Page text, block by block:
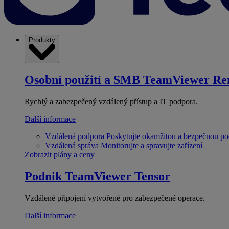
Produkty
Osobní použití a SMB TeamViewer
Rychlý a zabezpečený vzdálený přístup a IT podpora.
Další informace
Vzdálená podpora Poskytujte okamžitou a bezpečnou
Vzdálená správa Monitorujte a spravujte zařízení
Zobrazit plány a ceny
Podnik TeamViewer Tensor
Vzdálené připojení vytvořené pro zabezpečené operace.
Další informace